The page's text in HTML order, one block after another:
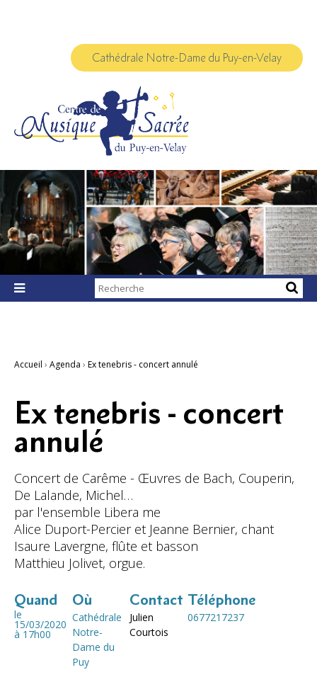
Cathédrale Notre-Dame du Puy-en-Velay

Chercher par
Recherche
Accueil › Agenda › Ex tenebris - concert annulé
Ex tenebris - concert
annulé
Concert de Carême - Œuvres de Bach, Couperin,
De Lalande, Michel…
par l'ensemble Libera me
Alice Duport-Percier et Jeanne Bernier, chant
Isaure Lavergne, flûte et basson
Matthieu Jolivet, orgue.
Quand
le
15/03/2020
à 17h00
Où
Cathédrale
Notre-
Dame du
Puy
Contact
Julien
Courtois
Téléphone
0677217237